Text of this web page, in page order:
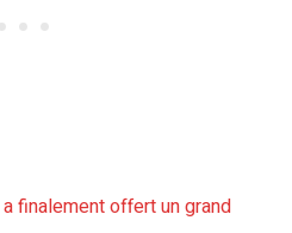
finalement offert un grand